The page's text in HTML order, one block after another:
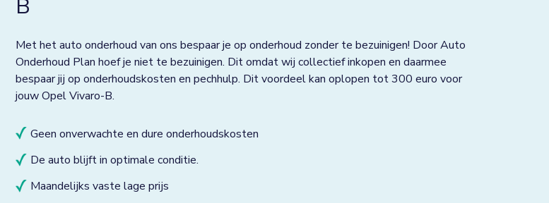
B
Met het auto onderhoud van ons bespaar je op onderhoud zonder te bezuinigen! Door Auto
Onderhoud Plan hoef je niet te bezuinigen. Dit omdat wij collectief inkopen en daarmee
bespaar jij op onderhoudskosten en pechhulp. Dit voordeel kan oplopen tot 300 euro voor
jouw Opel Vivaro-B.
Geen onverwachte en dure onderhoudskosten
De auto blijft in optimale conditie.
Maandelijks vaste lage prijs